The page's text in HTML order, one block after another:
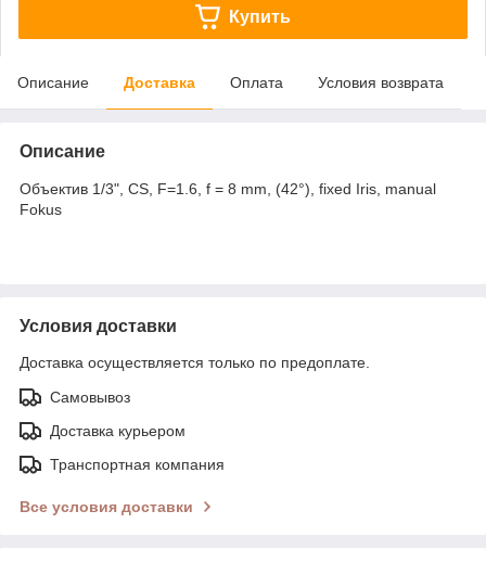
Купить
Описание Доставка Оплата Условия возврата
Описание
Объектив 1/3", CS, F=1.6, f = 8 mm, (42°), fixed Iris, manual
Fokus
Условия доставки
Доставка осуществляется только по предоплате.
Самовывоз
Доставка курьером
Транспортная компания
Все условия доставки